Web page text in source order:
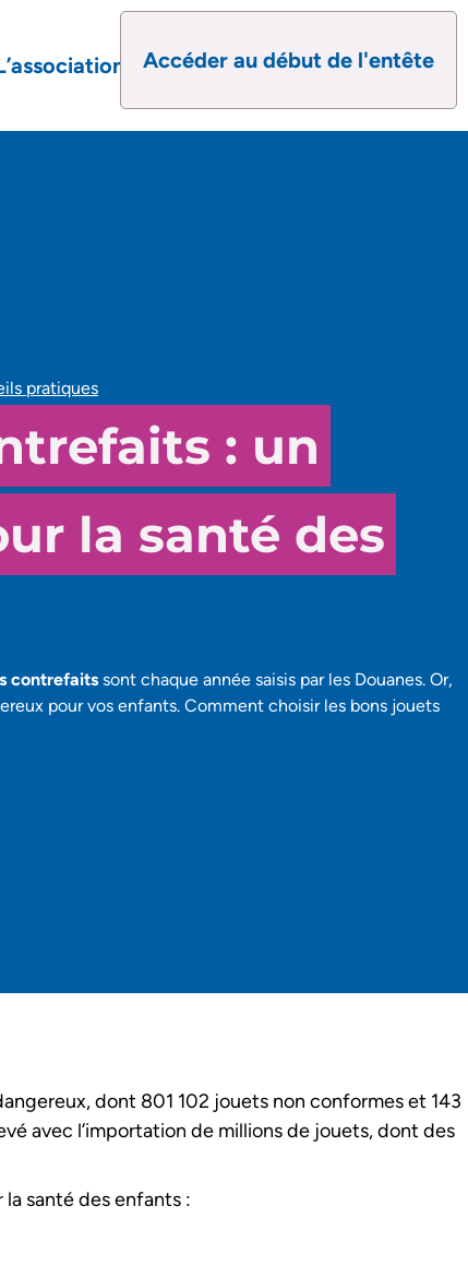
Accéder au début de l'entête
pratiques
: un
la santé des
contrefaits sont chaque année saisis par les Douanes. Or,
pour vos enfants. Comment choisir les bons jouets
dont 801 102 jouets non conformes et 143
avec l’importation de millions de jouets, dont des
santé des enfants :